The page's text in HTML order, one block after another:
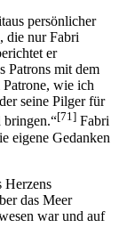
persönlicher
die nur Fabri
er
Patrons mit dem
wie ich
seine Pilger für
bringen.“[71] Fabri
eigene Gedanken
Herzens
das Meer
war und auf